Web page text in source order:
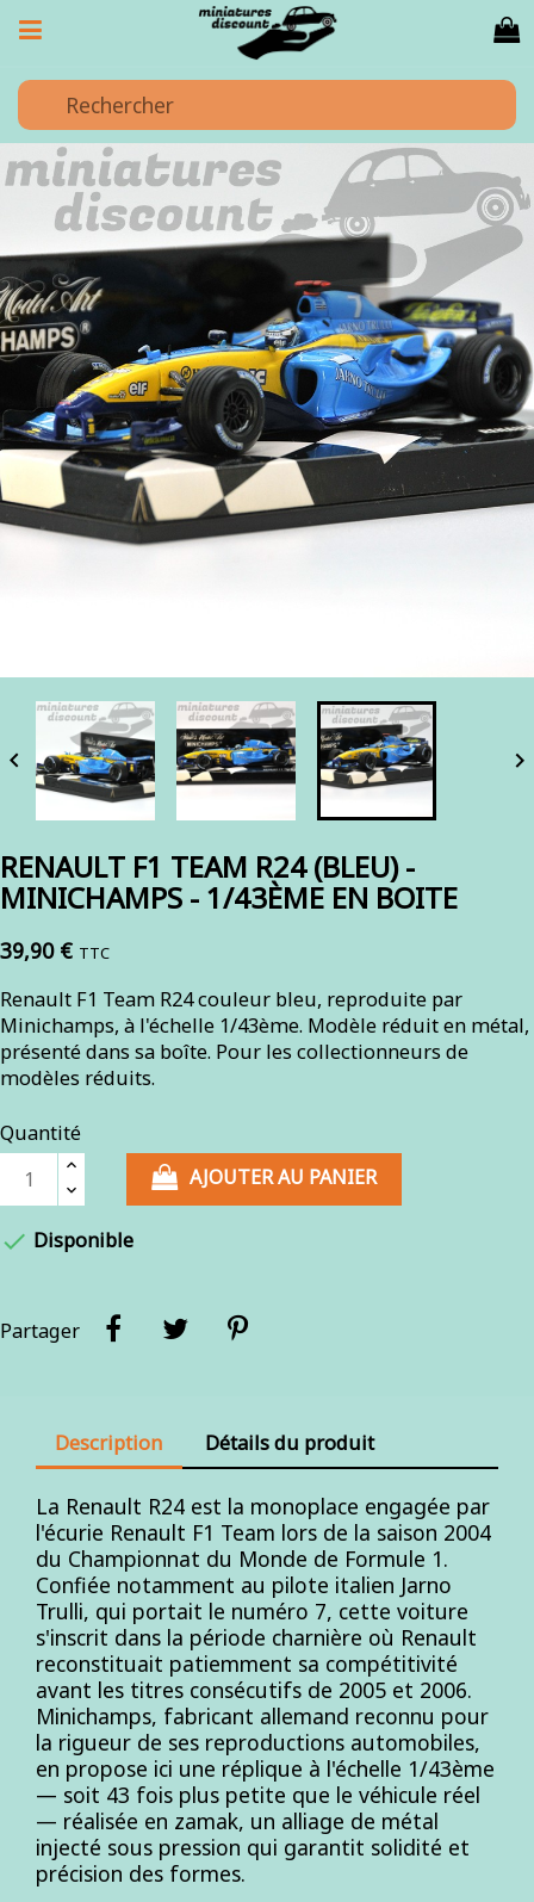
 
RENAULT F1 TEAM R24 (BLEU) -
MINICHAMPS - 1/43ÈME EN BOITE
39,90 € TTC
Renault F1 Team R24 couleur bleu, reproduite par
Minichamps, à l'échelle 1/43ème. Modèle réduit en métal,
présenté dans sa boîte. Pour les collectionneurs de
modèles réduits.
Quantité
AJOUTER AU PANIER
 Disponible
Partager
Description Détails du produit
La Renault R24 est la monoplace engagée par
l'écurie Renault F1 Team lors de la saison 2004
du Championnat du Monde de Formule 1.
Confiée notamment au pilote italien Jarno
Trulli, qui portait le numéro 7, cette voiture
s'inscrit dans la période charnière où Renault
reconstituait patiemment sa compétitivité
avant les titres consécutifs de 2005 et 2006.
Minichamps, fabricant allemand reconnu pour
la rigueur de ses reproductions automobiles,
en propose ici une réplique à l'échelle 1/43ème
— soit 43 fois plus petite que le véhicule réel
— réalisée en zamak, un alliage de métal
injecté sous pression qui garantit solidité et
précision des formes.